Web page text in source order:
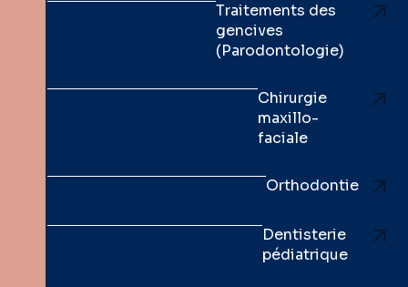
Traitements des
gencives
(Parodontologie)
Chirurgie
maxillo-
faciale
Orthodontie
Dentisterie
pédiatrique